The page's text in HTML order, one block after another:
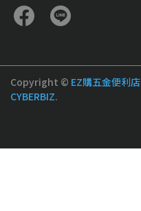
Copyright © EZ購五金便利店
CYBERBIZ.